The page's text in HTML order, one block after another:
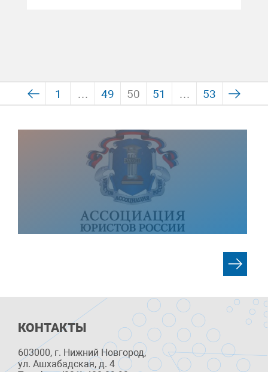
1 … 49 50 51 … 53
КОНТАКТЫ
603000, г. Нижний Новгород,
ул. Ашхабадская, д. 4